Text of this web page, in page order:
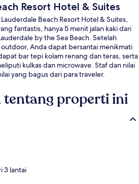
Resort Hotel & Suites
Beach Resort Hotel & Suites,
fantastis, hanya 5 menit jalan kaki dari
by the Sea Beach. Setelah
Anda dapat bersantai menikmati
bar tepi kolam renang dan teras, serta
kulkas dan microwave. Staf dan nilai
yang bagus dari para traveler.
tentang properti ini
3 lantai